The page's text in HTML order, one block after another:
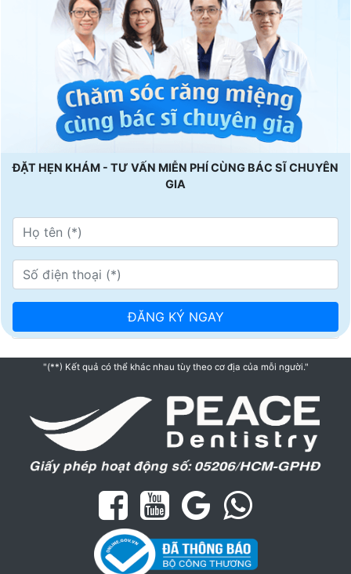
ĐẶT HẸN KHÁM - TƯ VẤN MIỄN PHÍ CÙNG BÁC SĨ CHUYÊN
GIA
"(**) Kết quả có thể khác nhau tùy theo cơ địa của mỗi người."